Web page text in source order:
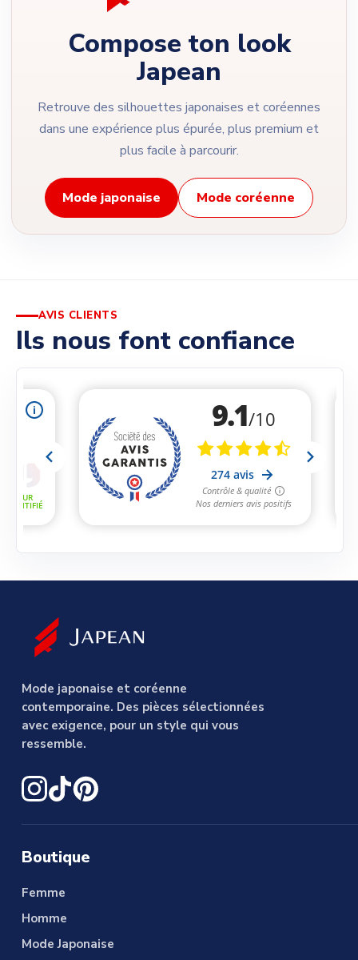
Compose ton look
Japean
Retrouve des silhouettes japonaises et coréennes
dans une expérience plus épurée, plus premium et
plus facile à parcourir.
Mode japonaise Mode coréenne
AVIS CLIENTS
Ils nous font confiance
Mode japonaise et coréenne
contemporaine. Des pièces sélectionnées
avec exigence, pour un style qui vous
ressemble.
Boutique
Femme
Homme
Mode Japonaise